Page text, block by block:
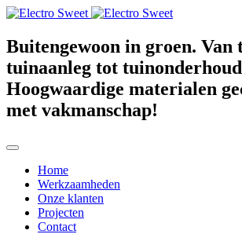
Buitengewoon in groen. Van
tuinaanleg tot
Hoogwaardige materialen
met vakmanschap!
Home
Werkzaamheden
Onze klanten
Projecten
Contact